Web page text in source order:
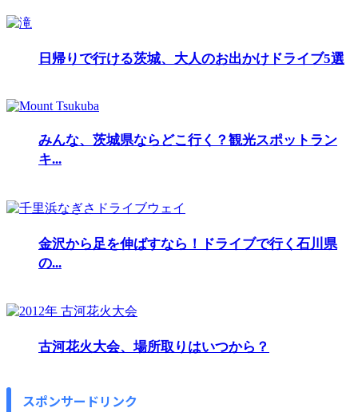
日帰りで行ける茨城、大人のお出かけドライブ5選
みんな、茨城県ならどこ行く？観光スポットラン
キ...
金沢から足を伸ばすなら！ドライブで行く石川県
の...
古河花火大会、場所取りはいつから？
スポンサードリンク